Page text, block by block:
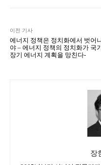
이전 기사
에너지 정책은 정치화에서 벗어
야 – 에너지 정책의 정치화가 국
장기 에너지 계획을 망친다-
장